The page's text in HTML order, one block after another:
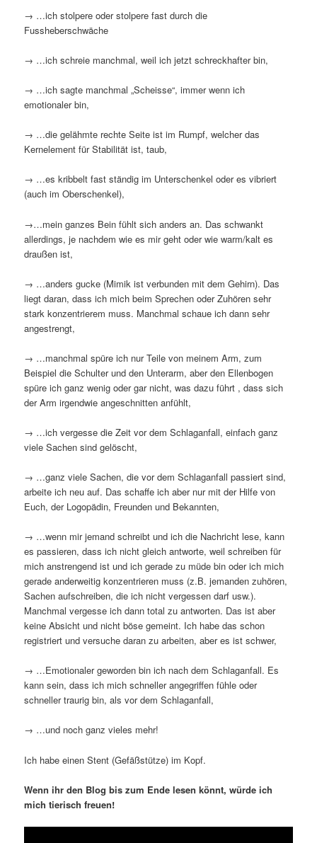
→ …ich stolpere oder stolpere fast durch die
Fussheberschwäche
→ …ich schreie manchmal, weil ich jetzt schreckhafter bin,
→ …ich sagte manchmal „Scheisse“, immer wenn ich
emotionaler bin,
→ …die gelähmte rechte Seite ist im Rumpf, welcher das
Kernelement für Stabilität ist, taub,
→ …es kribbelt fast ständig im Unterschenkel oder es vibriert
(auch im Oberschenkel),
→…mein ganzes Bein fühlt sich anders an. Das schwankt
allerdings, je nachdem wie es mir geht oder wie warm/kalt es
draußen ist,
→ …anders gucke (Mimik ist verbunden mit dem Gehirn). Das
liegt daran, dass ich mich beim Sprechen oder Zuhören sehr
stark konzentrierem muss. Manchmal schaue ich dann sehr
angestrengt,
→ …manchmal spüre ich nur Teile von meinem Arm, zum
Beispiel die Schulter und den Unterarm, aber den Ellenbogen
spüre ich ganz wenig oder gar nicht, was dazu führt , dass sich
der Arm irgendwie angeschnitten anfühlt,
→ …ich vergesse die Zeit vor dem Schlaganfall, einfach ganz
viele Sachen sind gelöscht,
→ …ganz viele Sachen, die vor dem Schlaganfall passiert sind,
arbeite ich neu auf. Das schaffe ich aber nur mit der Hilfe von
Euch, der Logopädin, Freunden und Bekannten,
→ …wenn mir jemand schreibt und ich die Nachricht lese, kann
es passieren, dass ich nicht gleich antworte, weil schreiben für
mich anstrengend ist und ich gerade zu müde bin oder ich mich
gerade anderweitig konzentrieren muss (z.B. jemanden zuhören,
Sachen aufschreiben, die ich nicht vergessen darf usw.).
Manchmal vergesse ich dann total zu antworten. Das ist aber
keine Absicht und nicht böse gemeint. Ich habe das schon
registriert und versuche daran zu arbeiten, aber es ist schwer,
→ …Emotionaler geworden bin ich nach dem Schlaganfall. Es
kann sein, dass ich mich schneller angegriffen fühle oder
schneller traurig bin, als vor dem Schlaganfall,
→ …und noch ganz vieles mehr!
Ich habe einen Stent (Gefäßstütze) im Kopf.
Wenn ihr den Blog bis zum Ende lesen könnt, würde ich
mich tierisch freuen!